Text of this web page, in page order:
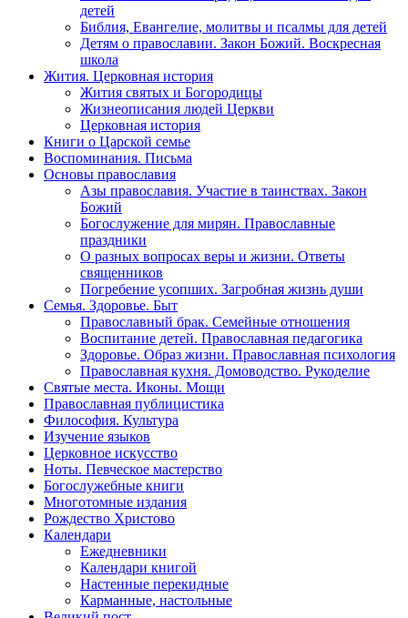
детей
Библия, Евангелие, молитвы и псалмы для детей
Детям о православии. Закон Божий. Воскресная
школа
Жития. Церковная история
Жития святых и Богородицы
Жизнеописания людей Церкви
Церковная история
Книги о Царской семье
Воспоминания. Письма
Основы православия
Азы православия. Участие в таинствах. Закон
Божий
Богослужение для мирян. Православные
праздники
О разных вопросах веры и жизни. Ответы
священников
Погребение усопших. Загробная жизнь души
Семья. Здоровье. Быт
Православный брак. Семейные отношения
Воспитание детей. Православная педагогика
Здоровье. Образ жизни. Православная психология
Православная кухня. Домоводство. Рукоделие
Святые места. Иконы. Мощи
Православная публицистика
Философия. Культура
Изучение языков
Церковное искусство
Ноты. Певческое мастерство
Богослужебные книги
Многотомные издания
Рождество Христово
Календари
Ежедневники
Календари книгой
Настенные перекидные
Карманные, настольные